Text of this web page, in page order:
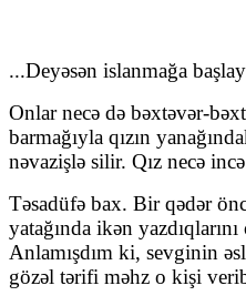
...Deyəsən islanmağa
Onlar necə də bəxtəvər-
barmağıyla qızın
nəvazişlə silir. Qız necə
Təsadüfə bax. Bir qədər
yatağında ikən
Anlamışdım ki, sevginin
gözəl tərifi məhz o kişi